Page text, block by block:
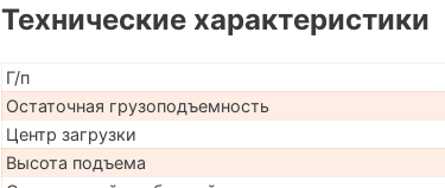
Технические характеристики
Г/п
Остаточная грузоподъемность
Центр загрузки
Высота подъема